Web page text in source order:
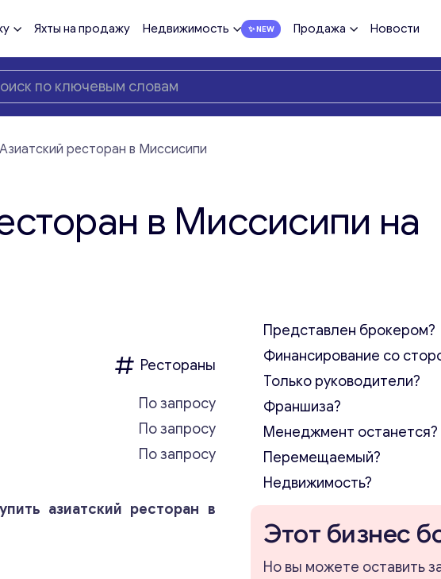
Яхты на продажу Недвижимость Продажа Новости
Азиатский ресторан в Миссисипи
в Миссисипи на
Рестораны
По запросу
По запросу
По запросу
азиатский ресторан в
Представлен брокером?
Финансирование со
Только руководители?
Франшиза?
Менеджмент останется?
Перемещаемый?
Недвижимость?
Этот бизнес
Но вы можете оставить